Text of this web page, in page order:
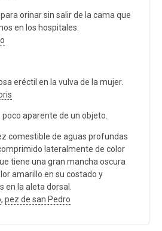
orinar sin salir de la cama que
en los hospitales.
eréctil en la vulva de la mujer.
aparente de un objeto.
comestible de aguas profundas
lateralmente de color
tiene una gran mancha oscura
amarillo en su costado y
en la aleta dorsal.
, pez de san Pedro